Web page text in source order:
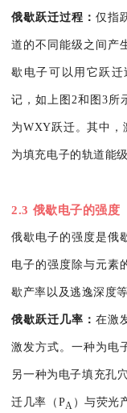
俄歇跃迁过程：仅指
道的不同能级之间产
歇电子可以用它跃
记，如上图2和图3所
为WXY跃迁。其中，
为填充电子的轨道能
2.3 俄歇电子的强度
俄歇电子的强度是俄
电子的强度除与元素
歇产率以及逃逸深度
俄歇跃迁几率：在激
激发方式。一种为电
另一种为电子填充孔
迁几率（PA ）与荧光